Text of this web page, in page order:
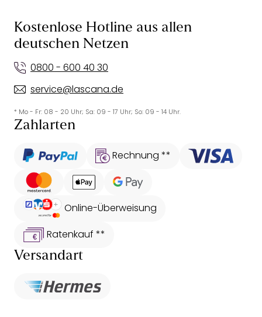
Kostenlose Hotline aus allen
deutschen Netzen
0800 - 600 40 30
service@lascana.de
* Mo - Fr: 08 - 20 Uhr; Sa: 09 - 17 Uhr; So: 09 - 14 Uhr.
Zahlarten
Rechnung **
Online-Überweisung
Ratenkauf **
Versandart